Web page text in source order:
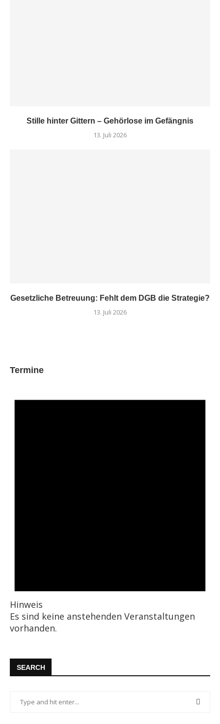
Stille hinter Gittern – Gehörlose im Gefängnis
13. Juli 2026
Gesetzliche Betreuung: Fehlt dem DGB die Strategie?
13. Juli 2026
Termine
Hinweis
Es sind keine anstehenden Veranstaltungen
vorhanden.
SEARCH